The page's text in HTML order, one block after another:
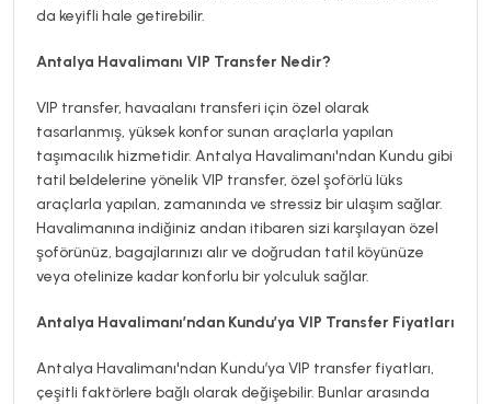
da keyifli hale getirebilir.
Antalya Havalimanı VIP Transfer Nedir?
VIP transfer, havaalanı transferi için özel olarak
tasarlanmış, yüksek konfor sunan araçlarla yapılan
taşımacılık hizmetidir. Antalya Havalimanı'ndan Kundu gibi
tatil beldelerine yönelik VIP transfer, özel şoförlü lüks
araçlarla yapılan, zamanında ve stressiz bir ulaşım sağlar.
Havalimanına indiğiniz andan itibaren sizi karşılayan özel
şoförünüz, bagajlarınızı alır ve doğrudan tatil köyünüze
veya otelinize kadar konforlu bir yolculuk sağlar.
Antalya Havalimanı’ndan Kundu’ya VIP Transfer Fiyatları
Antalya Havalimanı'ndan Kundu’ya VIP transfer fiyatları,
çeşitli faktörlere bağlı olarak değişebilir. Bunlar arasında